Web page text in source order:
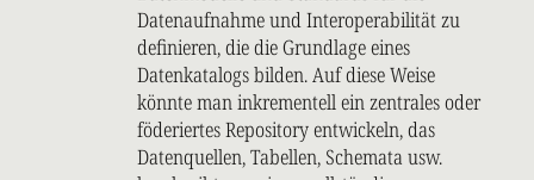
Datenaufnahme und Interoperabilität zu
definieren, die die Grundlage eines
Datenkatalogs bilden. Auf diese Weise
könnte man inkrementell ein zentrales oder
föderiertes Repository entwickeln, das
Datenquellen, Tabellen, Schemata usw.